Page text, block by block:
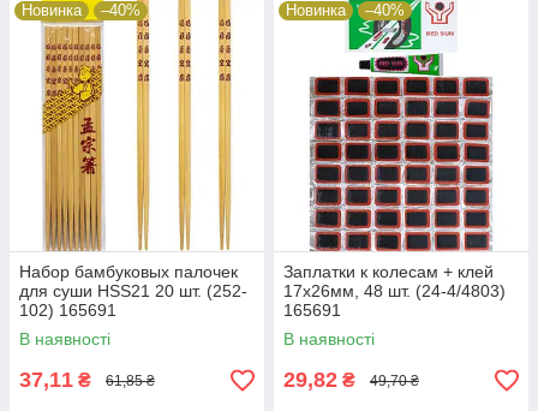
Новинка –40%
Набор бамбуковых палочек
для суши HSS21 20 шт. (252-
102) 165691
В наявності
37,11 ₴ 61,85 ₴
Новинка –40%
Заплатки к колесам + клей
17х26мм, 48 шт. (24-4/4803)
165691
В наявності
29,82 ₴ 49,70 ₴